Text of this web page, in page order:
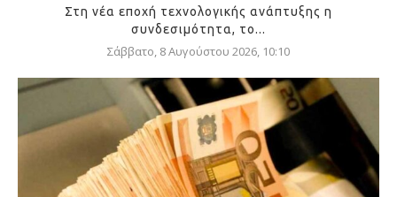
Στη νέα εποχή τεχνολογικής ανάπτυξης η
συνδεσιμότητα, το...
Σάββατο, 8 Αυγούστου 2026, 10:10